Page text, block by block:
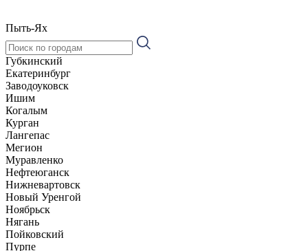
Пыть-Ях
Губкинский
Екатеринбург
Заводоуковск
Ишим
Когалым
Курган
Лангепас
Мегион
Муравленко
Нефтеюганск
Нижневартовск
Новый Уренгой
Ноябрьск
Нягань
Пойковский
Пурпе